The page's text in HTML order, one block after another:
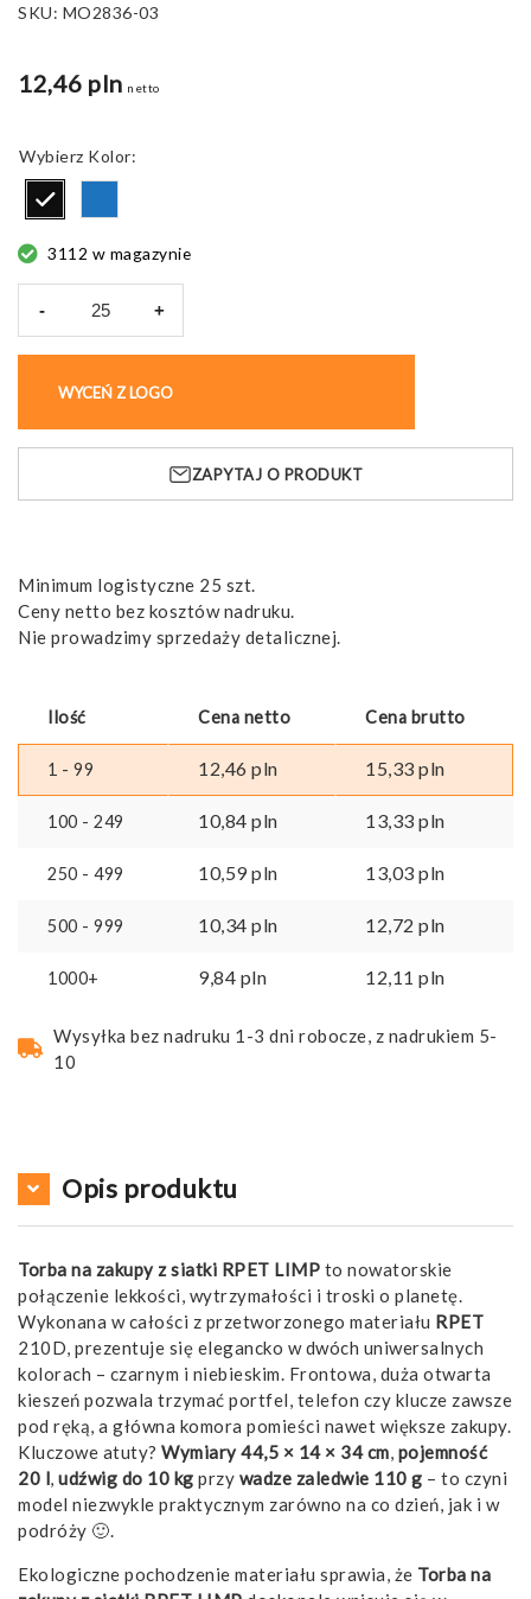
SKU: MO2836-03
12,46 pln netto
Kolor
3112 w magazynie
-
zakupy
LIMP,
z
kieszenią
+
WYCEŃ Z LOGO
ZAPYTAJ O PRODUKT
Minimum logistyczne 25 szt.
Ceny netto bez kosztów nadruku.
Nie prowadzimy sprzedaży detalicznej.
Ilość Cena netto Cena brutto
1 - 99 12,46 pln 15,33 pln
100 - 249 10,84 pln 13,33 pln
250 - 499 10,59pln 13,03 pln
500 - 999 10,34 pln 12,72 pln
1000+ 9,84 pln 12,11 pln
Wysyłka bez nadruku 1-3 dni robocze, z nadrukiem 5-
10
Opis produktu
Torba na zakupy z siatki RPET LIMP to nowatorskie
połączenie lekkości, wytrzymałości i troski o planetę.
Wykonana w całości z przetworzonego materiału RPET
210D, prezentuje się elegancko w dwóch uniwersalnych
kolorach – czarnym i niebieskim. Frontowa, duża otwarta
kieszeń pozwala trzymać portfel, telefon czy klucze zawsze
pod ręką, a główna komora pomieści nawet większe zakupy.
Kluczowe atuty? Wymiary 44,5 × 14 × 34 cm, pojemność
20 l, udźwig do 10 kg przy wadze zaledwie 110 g – to czyni
model niezwykle praktycznym zarówno na co dzień, jak i w
podróży 🙂.
Ekologiczne pochodzenie materiału sprawia, że Torba na